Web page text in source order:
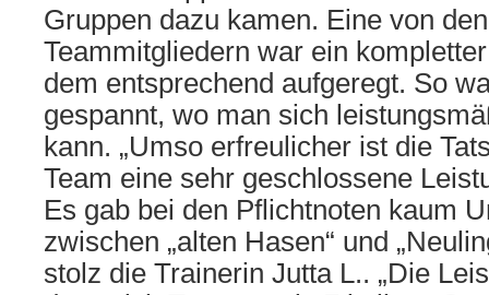
Gruppen dazu kamen. Eine von
Teammitgliedern war ein
dem entsprechend aufgeregt. So
gespannt, wo man sich
kann. „Umso erfreulicher ist die
Team eine sehr geschlossene
Es gab bei den Pflichtnoten kaum
zwischen „alten Hasen“ und
stolz die Trainerin Jutta L.. „Die